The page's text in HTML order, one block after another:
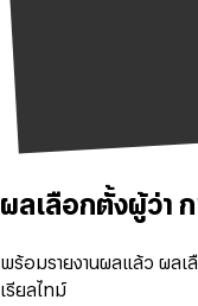
ผลเลือกตั้งผู้ว่า
พร้อมรายงานผลแล้ว ผลเ
เรียลไทม์